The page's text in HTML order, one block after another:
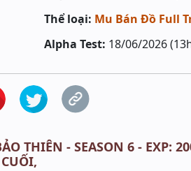
Thể loại: Mu Bán Đồ Full
Alpha Test: 18/06/2026
THIÊN - SEASON 6 - EXP: